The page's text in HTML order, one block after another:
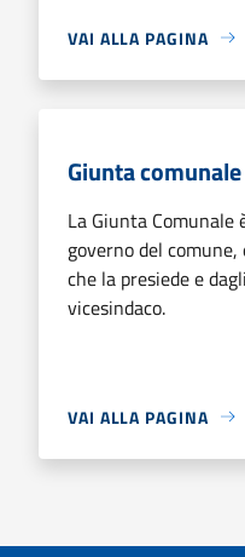
VAI ALLA PAGINA
Giunta comunale
La Giunta Comunale
governo del comune,
che la presiede e
vicesindaco.
VAI ALLA PAGINA